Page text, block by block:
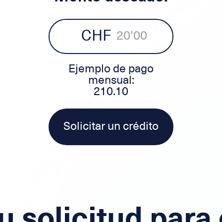
CHF
Ejemplo de pago
mensual:
210.10
Solicitar un crédito